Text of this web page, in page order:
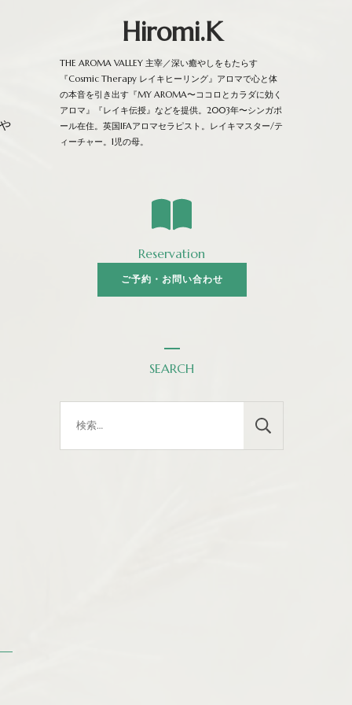
Hiromi.K
THE AROMA VALLEY 主宰／深い癒やしをもたらす
『Cosmic Therapy レイキヒーリング』アロマで心と体
の本音を引き出す『MY AROMA〜ココロとカラダに効く
アロマ』『レイキ伝授』などを提供。2003年〜シンガポ
ール在住。英国IFAアロマセラピスト。レイキマスター/テ
ィーチャー。1児の母。
Reservation
ご予約・お問い合わせ
SEARCH